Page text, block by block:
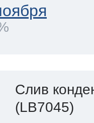
Слив
(LB7045)